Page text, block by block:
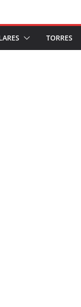
TORRES